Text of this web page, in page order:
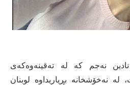
نادین نەجم کە لە تەقینەوەکەی
لە نەخۆشخانە بڕیاریداوە لوبنان